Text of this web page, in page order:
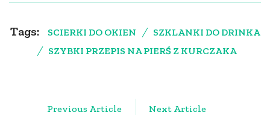
Tags: SCIERKI DO OKIEN
SZKLANKI DO DRINKA
SZYBKI PRZEPIS NA PIERŚ Z KURCZAKA
Previous Article Next Article